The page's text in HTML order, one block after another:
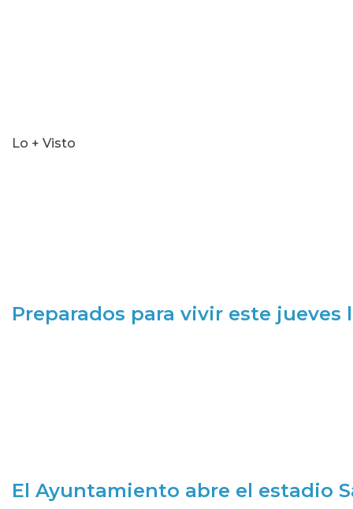
Lo + Visto
Preparados para vivir este jueves
El Ayuntamiento abre el estadio